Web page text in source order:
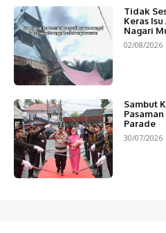
Tidak
Keras
Nagari
02/08/2026
Sambut
Parade
30/07/2026